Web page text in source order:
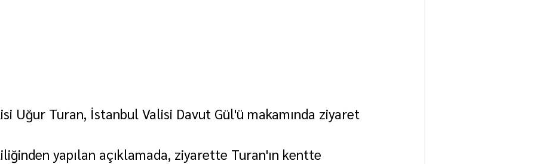
Uğur Turan, İstanbul Valisi Davut Gül'ü makamında ziyaret
yapılan açıklamada, ziyarette Turan'ın kentte